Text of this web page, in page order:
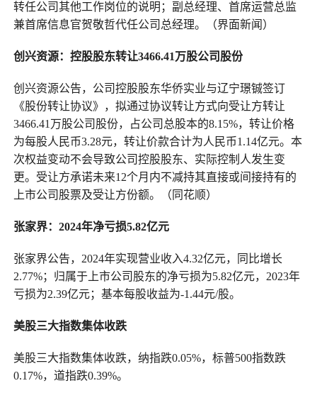
转任公司其他工作岗位的说明；副总经理、首席运营总监
兼首席信息官贺敬哲代任公司总经理。（界面新闻）
创兴资源：控股股东转让3466.41万股公司股份
创兴资源公告，公司控股股东华侨实业与辽宁璟铖签订
《股份转让协议》，拟通过协议转让方式向受让方转让
3466.41万股公司股份，占公司总股本的8.15%，转让价格
为每股人民币3.28元，转让价款合计为人民币1.14亿元。本
次权益变动不会导致公司控股股东、实际控制人发生变
更。受让方承诺未来12个月内不减持其直接或间接持有的
上市公司股票及受让方份额。（同花顺）
张家界：2024年净亏损5.82亿元
张家界公告，2024年实现营业收入4.32亿元，同比增长
2.77%；归属于上市公司股东的净亏损为5.82亿元，2023年
亏损为2.39亿元；基本每股收益为-1.44元/股。
美股三大指数集体收跌
美股三大指数集体收跌，纳指跌0.05%，标普500指数跌
0.17%，道指跌0.39%。